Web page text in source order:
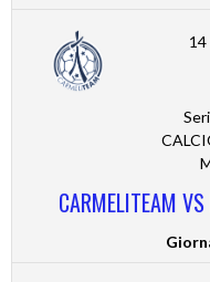
CARMELITEAM